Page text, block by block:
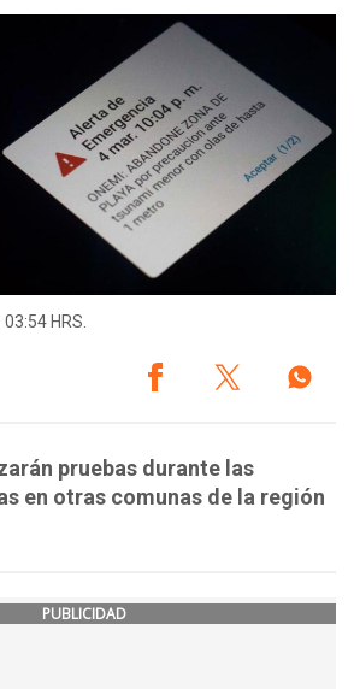
03:54 HRS.
pruebas durante las
en otras comunas de la región
PUBLICIDAD